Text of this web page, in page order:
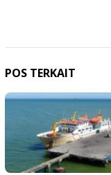
POS TERKAIT